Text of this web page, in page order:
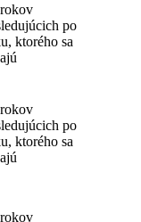
po
ktorého sa
po
ktorého sa